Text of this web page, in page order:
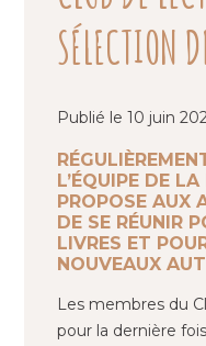
SÉLECTION
Publié le 10 juin
L’ÉQUIPE DE
PROPOSE AUX
DE SE RÉUNIR
LIVRES ET
NOUVEAUX
Les membres du
pour la dernière